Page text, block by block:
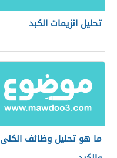
تحليل انزيمات الكبد
ما هو تحليل وظائف الكلى